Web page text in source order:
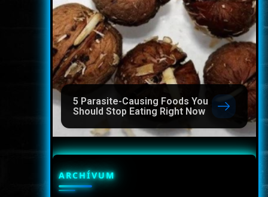
5 Parasite-Causing Foods You
Should Stop Eating Right Now
ARCHÍVUM